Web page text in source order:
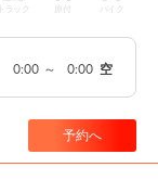
トラック 原付 バイク
0:00 ～ 0:00 空
予約へ